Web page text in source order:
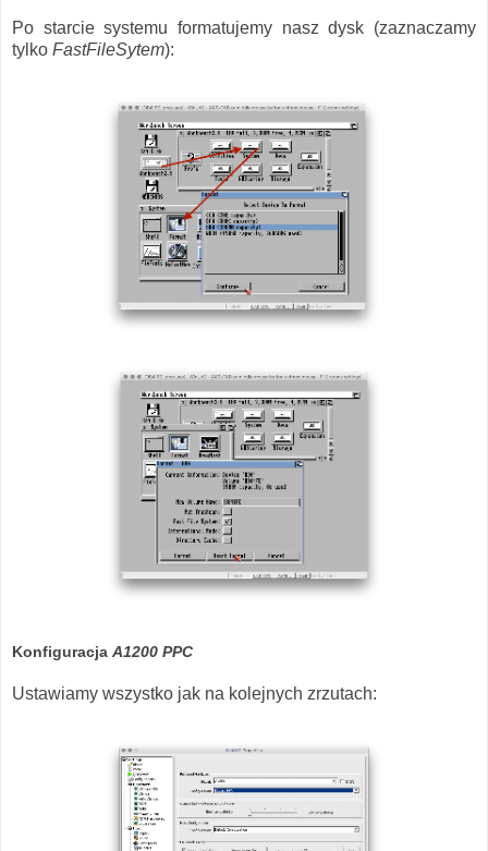
Po starcie systemu formatujemy nasz dysk (zaznaczamy
tylko FastFileSytem):
Konfiguracja A1200 PPC
Ustawiamy wszystko jak na kolejnych zrzutach: